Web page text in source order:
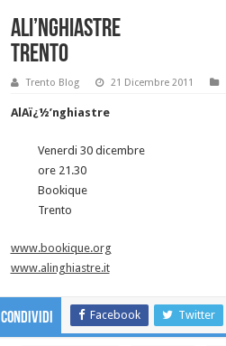
ALI’NGHIASTRE
Trento
Trento Blog 21 Dicembre 2011
AlAï¿½’nghiastre
Venerdi 30 dicembre
ore 21.30
Bookique
Trento
www.bookique.org
www.alinghiastre.it
Condividi Facebook Twitter